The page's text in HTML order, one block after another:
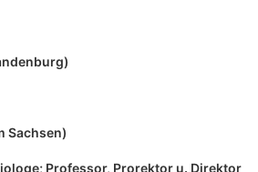
Sachsen)
Professor, Prorektor u. Direktor